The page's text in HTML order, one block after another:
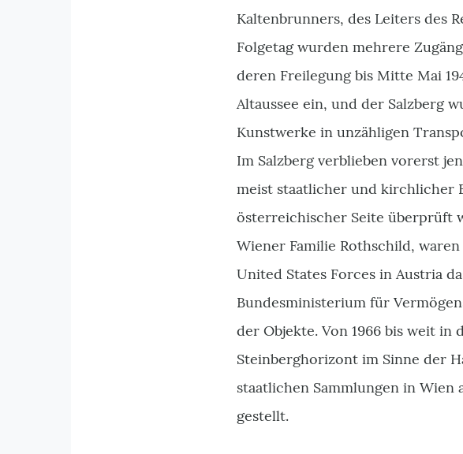
Kaltenbrunners, des Leiters des
Folgetag wurden mehrere
deren Freilegung bis Mitte Mai
Altaussee ein, und der Salzberg
Kunstwerke in unzähligen
Im Salzberg verblieben vorerst
meist staatlicher und kirchlicher
österreichischer Seite überprüft
Wiener Familie Rothschild, waren
United States Forces in Austria
Bundesministerium für
der Objekte. Von 1966 bis weit in
Steinberghorizont im Sinne der
staatlichen Sammlungen in
gestellt.